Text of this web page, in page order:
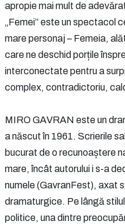
apropie mai mult de
„Femei” este un spectacol
mare personaj – Femeia,
care ne deschid porțile
interconectate pentru a
complex, contradictoriu,
MIRO GAVRAN este un
a născut în 1961. Scrierile
bucurat de o recunoaștere
mare, încât autorului i s-a
numele (GavranFest), axat
dramaturgice. Pe lângă
politice, una dintre